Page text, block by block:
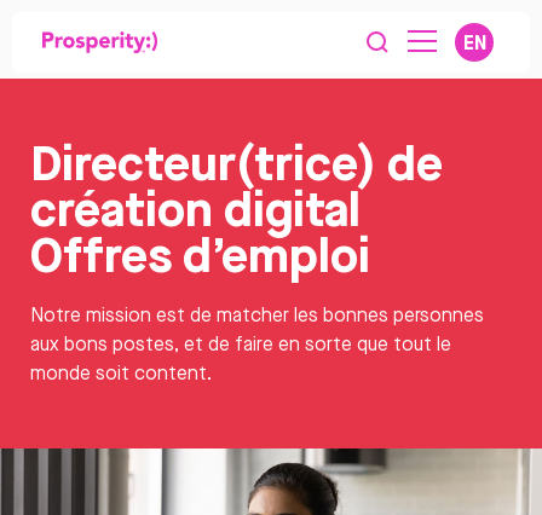
EN
Directeur(trice) de
création digital
Offres d’emploi
Notre mission est de matcher les bonnes personnes
aux bons postes, et de faire en sorte que tout le
monde soit content.